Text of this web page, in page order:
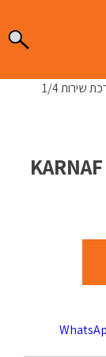
/ מערכת שירות 1/4
מערכת שירות 1/4 מקצועית KARNAF